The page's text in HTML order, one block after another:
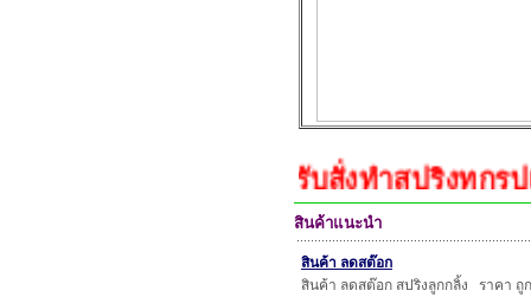
รับสั่งทำสปริงทุกรูปแ
สินค้าแนะนำ
สินค้า ลดสต๊อก
สินค้า ลดสต๊อก สปริงลูกกลิ้ง ราคา ถู